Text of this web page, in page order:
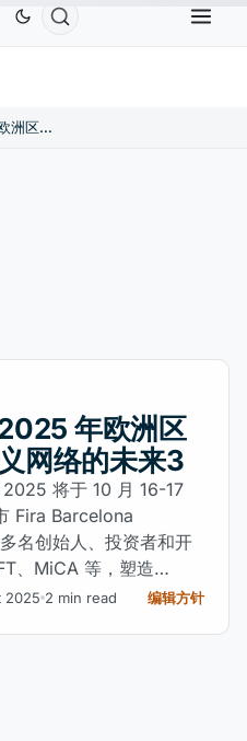
TetherUSDT ↑0.00% BNB
巴塞罗那呼吁：2025 年欧洲区块链大会准备定义网络的未来3
年欧洲区
网络的未来3
将于 10 月 16-17
Fira Barcelona
名创始人、投资者和开
、MiCA 等，塑造
2025 2 min read 编辑方针